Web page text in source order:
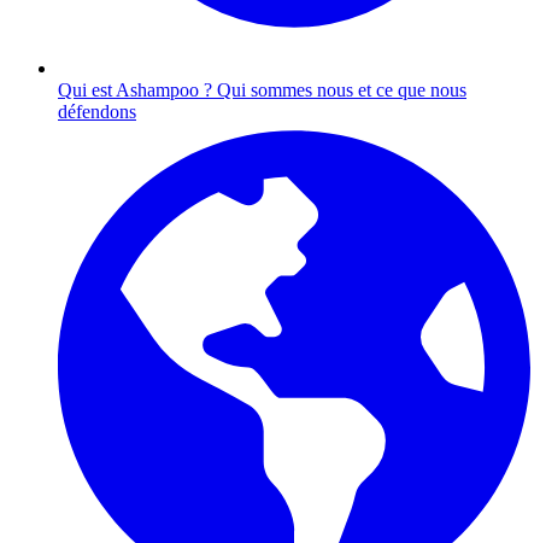
Qui est Ashampoo ? Qui sommes nous et ce que nous
défendons